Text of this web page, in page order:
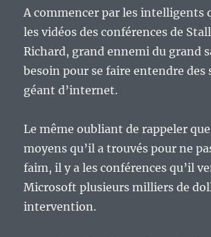
A commencer par les intelligents
les vidéos des conférences de
Richard, grand ennemi du grand
besoin pour se faire entendre des
géant d’internet.
Le même oubliant de rappeler
moyens qu’il a trouvés pour ne
faim, il y a les conférences qu’il
Microsoft plusieurs milliers de
intervention.